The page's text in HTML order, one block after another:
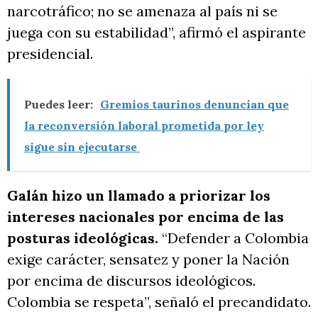
narcotráfico; no se amenaza al país ni se
juega con su estabilidad”, afirmó el aspirante
presidencial.
Puedes leer: Gremios taurinos denuncian que
la reconversión laboral prometida por ley
sigue sin ejecutarse
Galán hizo un llamado a priorizar los
intereses nacionales por encima de las
posturas ideológicas. “Defender a Colombia
exige carácter, sensatez y poner la Nación
por encima de discursos ideológicos.
Colombia se respeta”, señaló el precandidato.